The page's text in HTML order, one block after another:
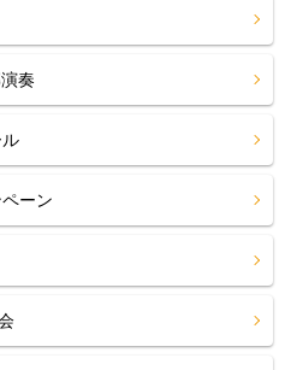
奏
ペーン